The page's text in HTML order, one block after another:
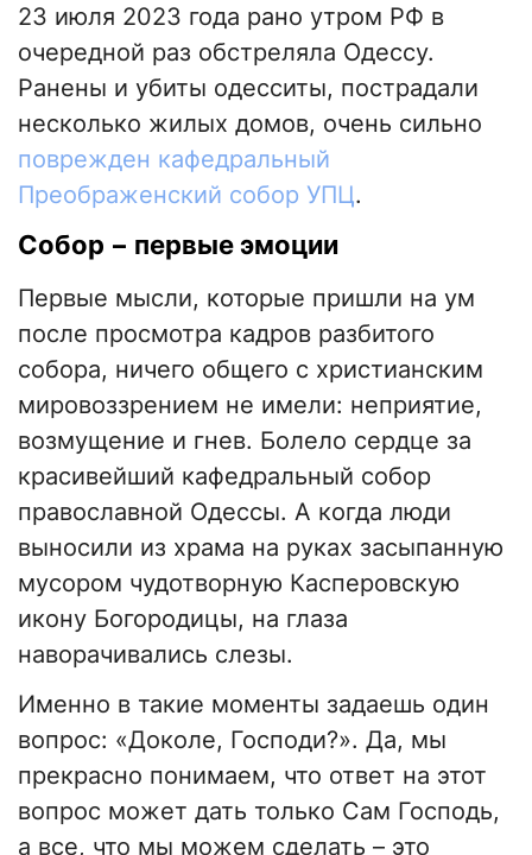
23 июля 2023 года рано утром РФ в
очередной раз обстреляла Одессу.
Ранены и убиты одесситы, пострадали
несколько жилых домов, очень сильно
поврежден кафедральный
Преображенский собор УПЦ.
Собор − первые эмоции
Первые мысли, которые пришли на ум
после просмотра кадров разбитого
собора, ничего общего с христианским
мировоззрением не имели: неприятие,
возмущение и гнев. Болело сердце за
красивейший кафедральный собор
православной Одессы. А когда люди
выносили из храма на руках засыпанную
мусором чудотворную Касперовскую
икону Богородицы, на глаза
наворачивались слезы.
Именно в такие моменты задаешь один
вопрос: «Доколе, Господи?». Да, мы
прекрасно понимаем, что ответ на этот
вопрос может дать только Сам Господь,
а все, что мы можем сделать – это